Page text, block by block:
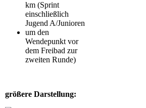
km (Sprint
einschließlich
Jugend A/Junioren
um den
Wendepunkt vor
dem Freibad zur
zweiten Runde)
größere Darstellung: